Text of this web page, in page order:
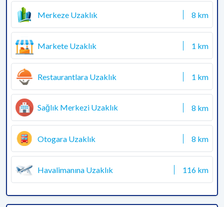
Merkeze Uzaklık 8 km
Markete Uzaklık 1 km
Restaurantlara Uzaklık 1 km
Sağlık Merkezi Uzaklık 8 km
Otogara Uzaklık 8 km
Havalimanına Uzaklık 116 km